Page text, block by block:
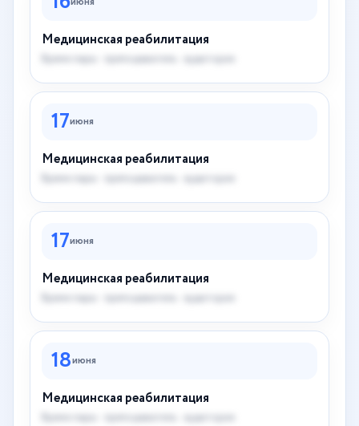
Медицинская реабилитация
Время пары · преподаватель · аудитория
17июня
Медицинская реабилитация
Время пары · преподаватель · аудитория
17июня
Медицинская реабилитация
Время пары · преподаватель · аудитория
18июня
Медицинская реабилитация
Время пары · преподаватель · аудитория